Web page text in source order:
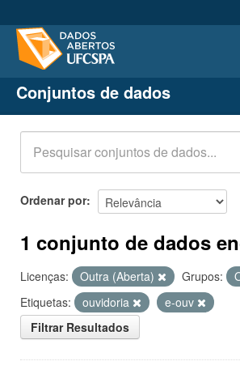
Conjuntos de dados
Organizações
Grupos
Sobre
Conjuntos de dados
Ordenar por
1 conjunto de dados
Licenças: Outra (Aberta) Grupos:
Etiquetas:
ouvidoria
e-ouv
Filtrar Resultados